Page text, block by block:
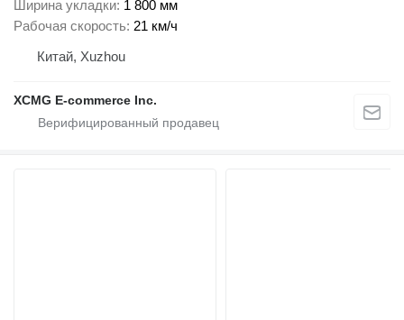
Ширина укладки 1 800 мм
Рабочая скорость 21 км/ч
Китай, Xuzhou
XCMG E-commerce Inc.